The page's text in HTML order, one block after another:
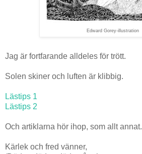
Edward Gorey-illustration
Jag är fortfarande alldeles för trött.
Solen skiner och luften är klibbig.
Lästips 1
Lästips 2
Och artiklarna hör ihop, som allt annat.
Kärlek och fred vänner,